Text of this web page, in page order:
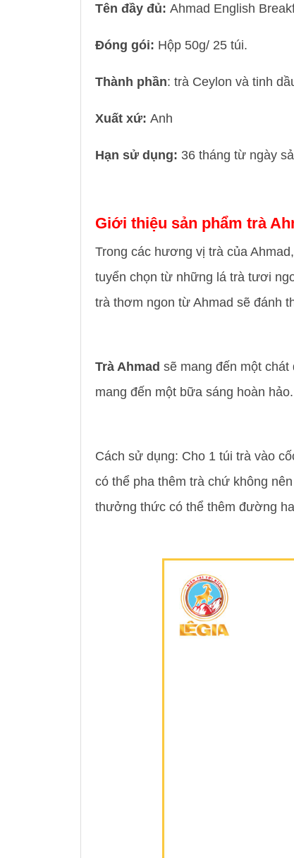
Tên đầy đủ: Ahmad English
Đóng gói: Hộp 50g/ 25 túi.
Thành phần: trà Ceylon và tinh
Xuất xứ: Anh
Hạn sử dụng: 36 tháng từ ngày
Giới thiệu sản phẩm trà
Trong các hương vị trà của
tuyển chọn từ những lá trà tươi
trà thơm ngon từ Ahmad sẽ đánh
Trà Ahmad sẽ mang đến một
mang đến một bữa sáng hoàn hảo.
Cách sử dụng: Cho 1 túi trà vào
có thể pha thêm trà chứ không
thưởng thức có thể thêm đường